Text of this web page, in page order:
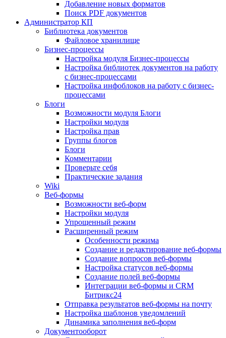
Добавление новых форматов
Поиск PDF документов
Администратор КП
Библиотека документов
Файловое хранилище
Бизнес-процессы
Настройка модуля Бизнес-процессы
Настройка библиотек документов на работу
с бизнес-процессами
Настройка инфоблоков на работу с бизнес-
процессами
Блоги
Возможности модуля Блоги
Настройки модуля
Настройка прав
Группы блогов
Блоги
Комментарии
Проверьте себя
Практические задания
Wiki
Веб-формы
Возможности веб-форм
Настройки модуля
Упрощенный режим
Расширенный режим
Особенности режима
Создание и редактирование веб-формы
Создание вопросов веб-формы
Настройка статусов веб-формы
Создание полей веб-формы
Интеграции веб-формы и CRM
Битрикс24
Отправка результатов веб-формы на почту
Настройка шаблонов уведомлений
Динамика заполнения веб-форм
Документооборот